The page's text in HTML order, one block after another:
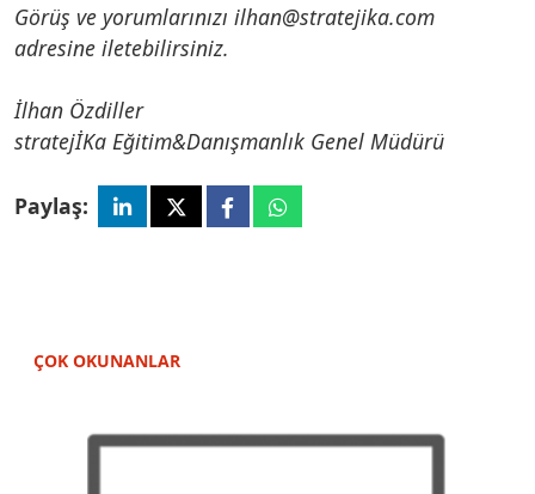
Görüş ve yorumlarınızı ilhan@stratejika.com
adresine iletebilirsiniz.
İlhan Özdiller
stratejİKa Eğitim&Danışmanlık Genel Müdürü
Paylaş:
ÇOK OKUNANLAR